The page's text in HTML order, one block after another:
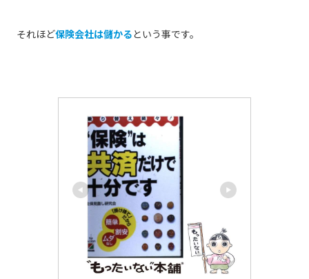
それほど保険会社は儲かるという事です。